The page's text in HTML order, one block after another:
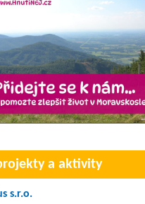
a aktivity
s.r.o.